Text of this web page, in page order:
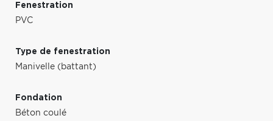
Fenestration
PVC
Type de fenestration
Manivelle (battant)
Fondation
Béton coulé